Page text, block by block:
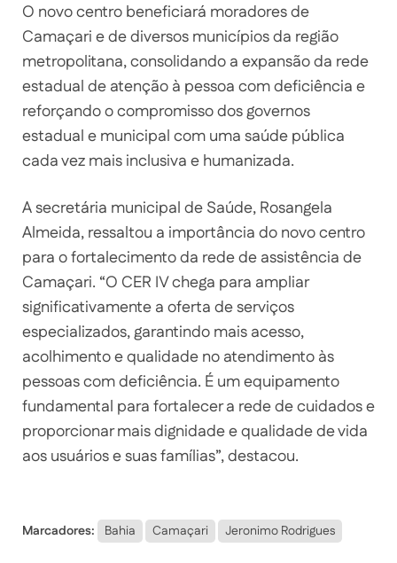
O novo centro beneficiará moradores de
Camaçari e de diversos municípios da região
metropolitana, consolidando a expansão da rede
estadual de atenção à pessoa com deficiência e
reforçando o compromisso dos governos
estadual e municipal com uma saúde pública
cada vez mais inclusiva e humanizada.
A secretária municipal de Saúde, Rosangela
Almeida, ressaltou a importância do novo centro
para o fortalecimento da rede de assistência de
Camaçari. “O CER IV chega para ampliar
significativamente a oferta de serviços
especializados, garantindo mais acesso,
acolhimento e qualidade no atendimento às
pessoas com deficiência. É um equipamento
fundamental para fortalecer a rede de cuidados e
proporcionar mais dignidade e qualidade de vida
aos usuários e suas famílias”, destacou.
Marcadores: Bahia Camaçari Jeronimo Rodrigues